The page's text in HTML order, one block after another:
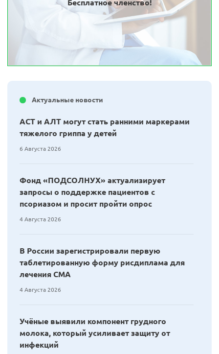
Бесплатное членство!
Актуальные новости
АСТ и АЛТ могут стать ранними маркерами
тяжелого гриппа у детей
6 Августа 2026
Фонд «ПОДСОЛНУХ» актуализирует
запросы о поддержке пациентов с
псориазом и просит пройти опрос
4 Августа 2026
В России зарегистрировали первую
таблетированную форму рисдиплама для
лечения СМА
4 Августа 2026
Учёные выявили компонент грудного
молока, который усиливает защиту от
инфекций